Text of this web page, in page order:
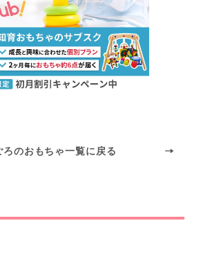
ろのおもちゃ一覧に戻る